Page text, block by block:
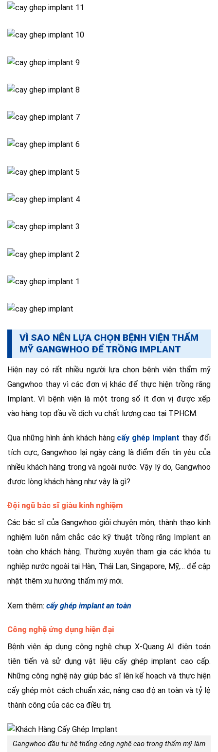
VÌ SAO NÊN LỰA CHỌN BỆNH VIỆN THẨM
MỸ GANGWHOO ĐỂ TRỒNG IMPLANT
Hiện nay có rất nhiều người lựa chọn bệnh viện thẩm mỹ
Gangwhoo thay vì các đơn vị khác để thực hiện trồng răng
Implant. Vì bệnh viện là một trong số ít đơn vị được xếp
vào hàng top đầu về dịch vụ chất lượng cao tại TPHCM.
Qua những hình ảnh khách hàng cấy ghép Implant thay đổi
tích cực, Gangwhoo lại ngày càng là điểm đến tin yêu của
nhiều khách hàng trong và ngoài nước. Vậy lý do, Gangwhoo
được lòng khách hàng như vậy là gì?
Đội ngũ bác sĩ giàu kinh nghiệm
Các bác sĩ của Gangwhoo giỏi chuyên môn, thành thạo kinh
nghiệm luôn nắm chắc các kỹ thuật trồng răng Implant an
toàn cho khách hàng. Thường xuyên tham gia các khóa tu
nghiệp nước ngoài tại Hàn, Thái Lan, Singapore, Mỹ,… để cập
nhật thêm xu hướng thẩm mỹ mới.
Xem thêm: cấy ghép implant an toàn
Công nghệ ứng dụng hiện đại
Bệnh viện áp dụng công nghệ chụp X-Quang AI điện toán
tiên tiến và sử dụng vật liệu cấy ghép implant cao cấp.
Những công nghệ này giúp bác sĩ lên kế hoạch và thực hiện
cấy ghép một cách chuẩn xác, nâng cao độ an toàn và tỷ lệ
thành công của các ca điều trị.
Gangwhoo đầu tư hệ thống công nghệ cao trong thẩm mỹ làm